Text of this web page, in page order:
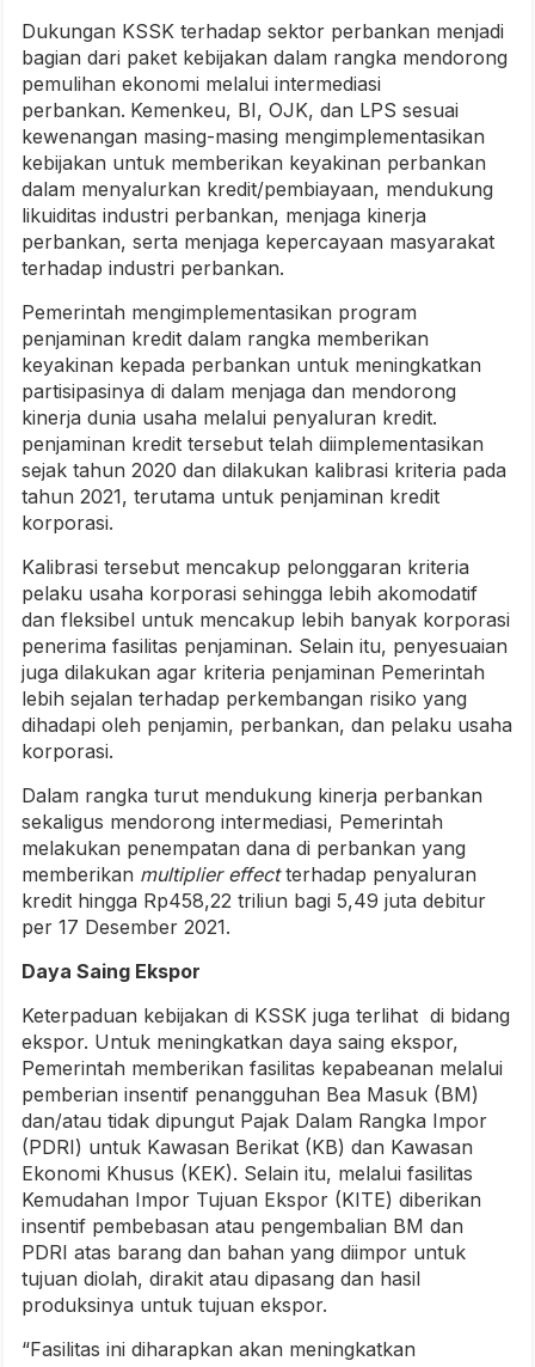
Dukungan KSSK terhadap sektor perbankan menjadi
bagian dari paket kebijakan dalam rangka mendorong
pemulihan ekonomi melalui intermediasi
perbankan. Kemenkeu, BI, OJK, dan LPS sesuai
kewenangan masing-masing mengimplementasikan
kebijakan untuk memberikan keyakinan perbankan
dalam menyalurkan kredit/pembiayaan, mendukung
likuiditas industri perbankan, menjaga kinerja
perbankan, serta menjaga kepercayaan masyarakat
terhadap industri perbankan.
Pemerintah mengimplementasikan program
penjaminan kredit dalam rangka memberikan
keyakinan kepada perbankan untuk meningkatkan
partisipasinya di dalam menjaga dan mendorong
kinerja dunia usaha melalui penyaluran kredit.
penjaminan kredit tersebut telah diimplementasikan
sejak tahun 2020 dan dilakukan kalibrasi kriteria pada
tahun 2021, terutama untuk penjaminan kredit
korporasi.
Kalibrasi tersebut mencakup pelonggaran kriteria
pelaku usaha korporasi sehingga lebih akomodatif
dan fleksibel untuk mencakup lebih banyak korporasi
penerima fasilitas penjaminan. Selain itu, penyesuaian
juga dilakukan agar kriteria penjaminan Pemerintah
lebih sejalan terhadap perkembangan risiko yang
dihadapi oleh penjamin, perbankan, dan pelaku usaha
korporasi.
Dalam rangka turut mendukung kinerja perbankan
sekaligus mendorong intermediasi, Pemerintah
melakukan penempatan dana di perbankan yang
memberikan multiplier effectterhadap penyaluran
kredit hingga Rp458,22 triliun bagi 5,49 juta debitur
per 17 Desember 2021.
Daya Saing Ekspor
Keterpaduan kebijakan di KSSK juga terlihat di bidang
ekspor. Untuk meningkatkan daya saing ekspor,
Pemerintah memberikan fasilitas kepabeanan melalui
pemberian insentif penangguhan Bea Masuk (BM)
dan/atau tidak dipungut Pajak Dalam Rangka Impor
(PDRI) untuk Kawasan Berikat (KB) dan Kawasan
Ekonomi Khusus (KEK). Selain itu, melalui fasilitas
Kemudahan Impor Tujuan Ekspor (KITE) diberikan
insentif pembebasan atau pengembalian BM dan
PDRI atas barang dan bahan yang diimpor untuk
tujuan diolah, dirakit atau dipasang dan hasil
produksinya untuk tujuan ekspor.
“Fasilitas ini diharapkan akan meningkatkan